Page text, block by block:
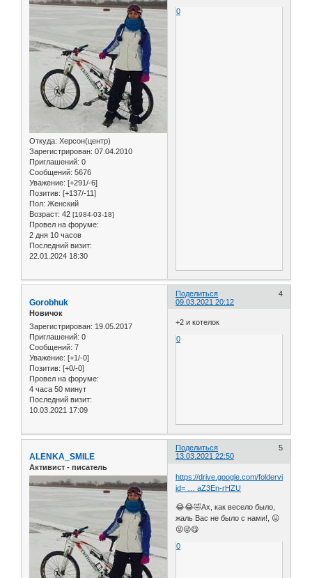
Откуда: Херсон(центр)
Зарегистрирован: 07.04.2010
Приглашений: 0
Сообщений: 5676
Уважение: [+291/-6]
Позитив: [+137/-11]
Пол: Женский
Возраст: 42 [1984-03-18]
Провел на форуме:
2 дня 10 часов
Последний визит:
22.01.2024 18:30
0
Поделиться
4
09.03.2021 20:12
Gorobhuk
Новичок
Зарегистрирован: 19.05.2017
Приглашений: 0
Сообщений: 7
Уважение: [+1/-0]
Позитив: [+0/-0]
Провел на форуме:
4 часа 50 минут
Последний визит:
10.03.2021 17:09
+2 и котелок
0
Поделиться
5
13.03.2021 22:50
ALENKA_SMILE
Активист - писатель
https://drive.google.com/folderview?
id= … aZ3En-rHZU
😂😂🤣Ах, как весело было,
жаль Вас не было с нами!, 😛
😝😜😋
0